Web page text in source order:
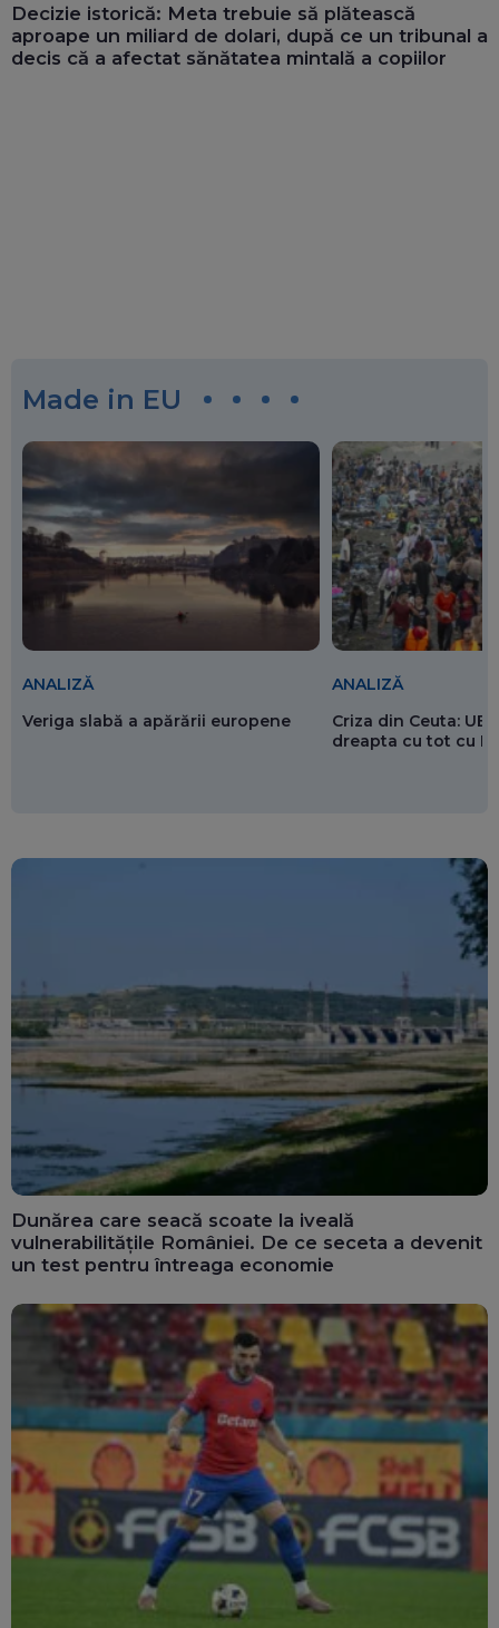
Decizie istorică: Meta trebuie să plătească
aproape un miliard de dolari, după ce un tribunal a
decis că a afectat sănătatea mintală a copiilor
Made in EU
ANALIZĂ
Veriga slabă a apărării europene
ANALIZĂ
Criza din Ceuta: UE
dreapta cu tot cu
Dunărea care seacă scoate la iveală
vulnerabilitățile României. De ce seceta a devenit
un test pentru întreaga economie